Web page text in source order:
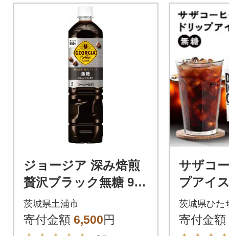
ジョージア 深み焙煎
贅沢ブラック無糖 950
ml PET(12本)
茨城県土浦市
寄付金額 6,500円
サザコ
プアイ
糖 6本
茨城県ひた
寄付金額